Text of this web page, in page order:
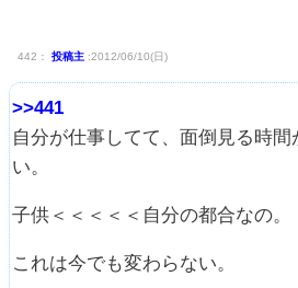
442： 投稿主 :2012/06/10(日)
>>441
自分が仕事してて、面倒見る時
い。
子供＜＜＜＜＜自分の都合なの。
これは今でも変わらない。